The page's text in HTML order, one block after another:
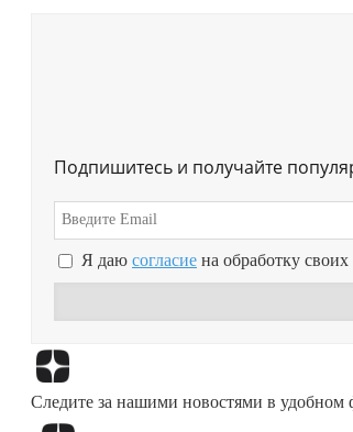
Подпишитесь и получайте
Я даю согласие на обработку
Следите за нашими новостями в удобном